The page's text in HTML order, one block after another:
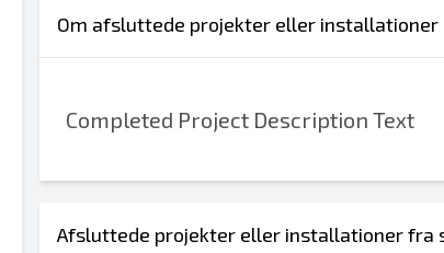
Om afsluttede projekter eller installationer
Completed Project Description Text
Afsluttede projekter eller installationer fra